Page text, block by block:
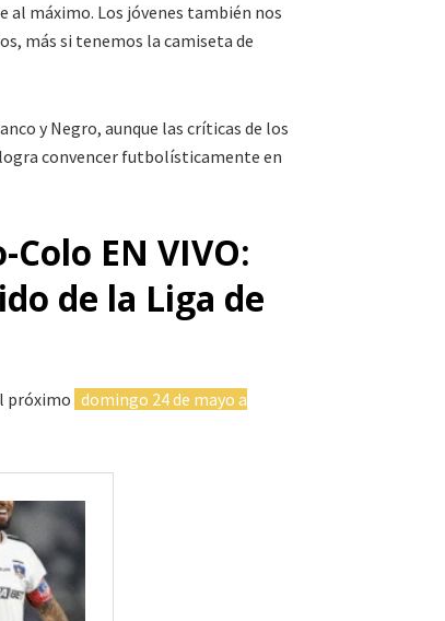
al máximo. Los jóvenes también nos
más si tenemos la camiseta de
y Negro, aunque las críticas de los
convencer futbolísticamente en
Colo EN VIVO:
de la Liga de
próximo domingo 24 de mayo a